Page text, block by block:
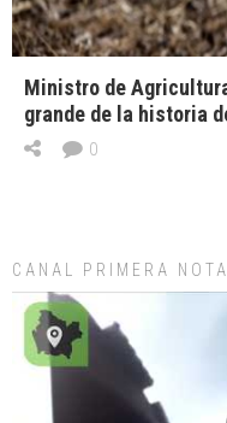
Ministro de
grande de la historia
0
CANAL PRIMERA NOTA